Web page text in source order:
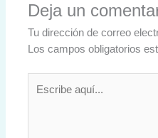
Deja un
Tu dirección de correo
Los campos obligatorios
aquí...